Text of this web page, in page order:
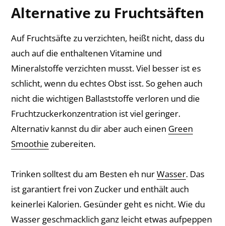
Alternative zu Fruchtsäften
Auf Fruchtsäfte zu verzichten, heißt nicht, dass du
auch auf die enthaltenen Vitamine und
Mineralstoffe verzichten musst. Viel besser ist es
schlicht, wenn du echtes Obst isst. So gehen auch
nicht die wichtigen Ballaststoffe verloren und die
Fruchtzuckerkonzentration ist viel geringer.
Alternativ kannst du dir aber auch einen Green
Smoothie zubereiten.
Trinken solltest du am Besten eh nurWasser. Das
ist garantiert frei von Zucker und enthält auch
keinerlei Kalorien. Gesünder geht es nicht. Wie du
Wasser geschmacklich ganz leicht etwas aufpeppen